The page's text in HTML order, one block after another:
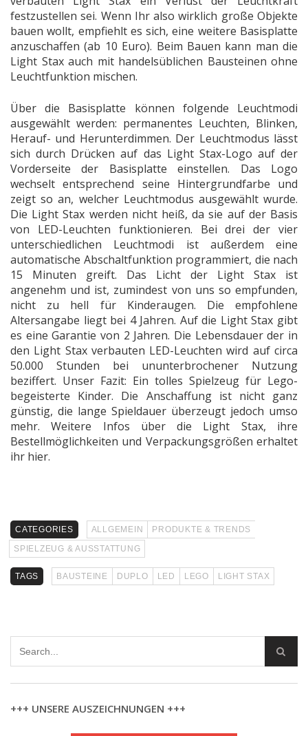
festzustellen sei. Wenn Ihr also wirklich große Objekte
bauen wollt, empfiehlt es sich, eine weitere Basisplatte
anzuschaffen (ab 10 Euro). Beim Bauen kann man die
Light Stax auch mit handelsüblichen Bausteinen ohne
Leuchtfunktion mischen.
Über die Basisplatte können folgende Leuchtmodi
ausgewählt werden: permanentes Leuchten, Blinken,
Herauf- und Herunterdimmen. Der Leuchtmodus lässt
sich durch Drücken auf das Light Stax-Logo auf der
Vorderseite der Basisplatte einstellen. Das Logo
wechselt entsprechend seine Hintergrundfarbe und
zeigt so an, welcher Leuchtmodus ausgewählt wurde.
Die Light Stax werden nicht heiß, da sie auf der Basis
von LED-Leuchten funktionieren. Bei drei der vier
unterschiedlichen Leuchtmodi ist außerdem eine
automatische Abschaltfunktion programmiert, die nach
15 Minuten greift. Das Licht der Light Stax ist
angenehm und ist, zumindest von uns so empfunden,
nicht zu hell für Kinderaugen. Die empfohlene
Altersangabe liegt bei 4 Jahren. Auf die Light Stax gibt
es eine Garantie von 2 Jahren. Die Lebensdauer der in
den Light Stax verbauten LED-Leuchten wird auf circa
50.000 Stunden bei ununterbrochener Nutzung
beziffert. Unser Fazit: Ein tolles Spielzeug für Lego-
begeisterte Kinder. Die Anschaffung ist nicht ganz
günstig, die lange Spieldauer überzeugt jedoch umso
mehr. Weitere Infos über die Light Stax, ihre
Bestellmöglichkeiten und Verpackungsgrößen erhaltet
ihr hier.
CATEGORIES ALLGEMEIN
PRODUKTE & TRENDS
SPIELZEUG & AUSSTATTUNG
TAGS BAUSTEINE DUPLO LED LEGO LIGHT STAX
+++ UNSERE AUSZEICHNUNGEN +++